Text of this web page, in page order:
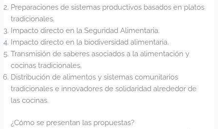
Preparaciones de sistemas productivos basados en platos
tradicionales.
Impacto directo en la Seguridad Alimentaria.
Impacto directo en la biodiversidad alimentaria.
Transmisión de saberes asociados a la alimentación y
cocinas tradicionales.
Distribución de alimentos y sistemas comunitarios
tradicionales e innovadores de solidaridad alrededor de
las cocinas.
¿Cómo se presentan las propuestas?